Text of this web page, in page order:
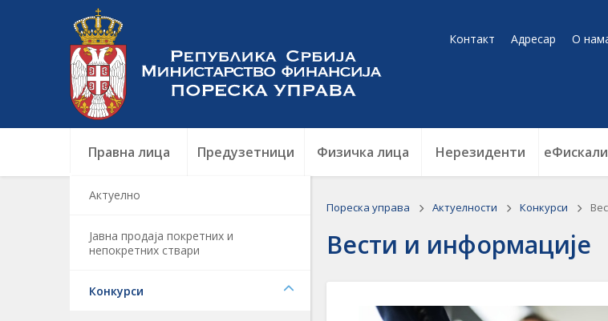
Контакт Адресар О
Правна лица Предузетници Физичка лица Нерезиденти
Актуелно
Јавна продаја покретних и
непокретних ствари
Конкурси
Пореска управа Актуелности Конкурси
Вести и информације